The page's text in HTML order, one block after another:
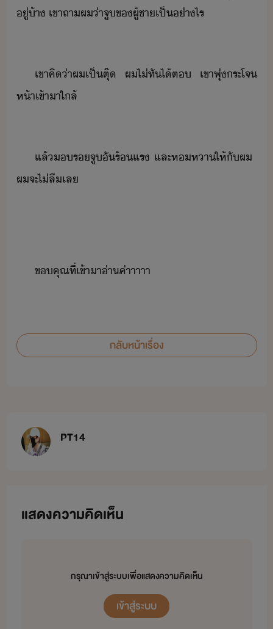
ู่​้า​ ​เขา​ถา​ผ​่า​จู​ข​ผู้ชา​เป็​่าไร
เขา​คิ​่า​ผ​เป็​ตุ๊​ ​ผ​ไ่ทั​ไ้​ต​ ​เขา​พุ่​ระโจ​
ห้า​เข้าา​ใล้
แล้​​ร​จู​ั​ร้แร​ ​และ​หหา​ให้​ั​ผ​ ​
ผ​จะ​ไ่ลื​เล
ขคุณ​ที่​เข้าา​่า​ค่าาาาา
กลับหน้าเรื่อง
PT14
แสดงความคิดเห็น
กรุณาเข้าสู่ระบบเพื่อแสดงความคิดเห็น
เข้าสู่ระบบ